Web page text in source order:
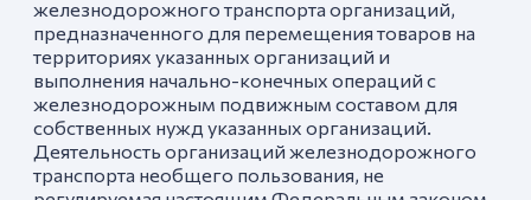
железнодорожного транспорта организаций,
предназначенного для перемещения товаров на
территориях указанных организаций и
выполнения начально-конечных операций с
железнодорожным подвижным составом для
собственных нужд указанных организаций.
Деятельность организаций железнодорожного
транспорта необщего пользования, не